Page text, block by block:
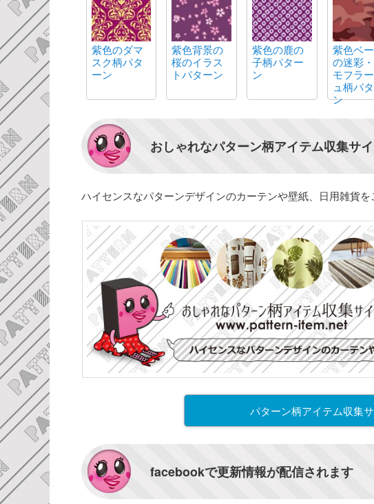
紫色のダマ
スク柄パタ
ーン
紫色背景の
桜のイラス
トパターン
紫色の鹿の
子柄パター
ン
紫色ベ
の迷彩
モフラ
ュ柄パ
ン
おしゃれなパターン柄アイテム収集サ
ハイセンスなパターンデザインのカーテンや壁紙、日用雑貨を
パターン柄アイテム収集
facebookで更新情報が配信されます